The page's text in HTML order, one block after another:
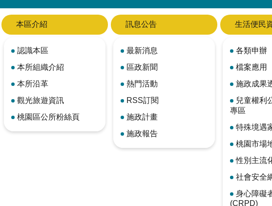
本區介紹
認識本區
本所組織介紹
本所沿革
觀光旅遊資訊
桃園區公所粉絲頁
訊息公告
最新消息
區政新聞
熱門活動
RSS訂閱
施政計畫
施政報告
生活便民
各類申辦
檔案應用
施政成果
兒童權利
專區
特殊境遇
桃園市場
性別主流
社會安全
身心障礙
(CRPD)